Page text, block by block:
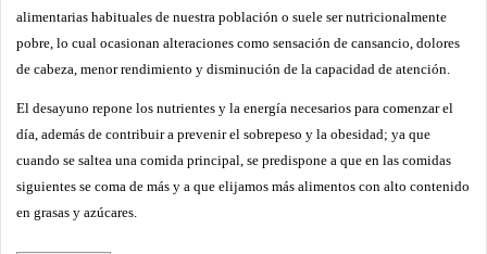
alimentarias habituales de nuestra población o suele ser nutricionalmente
pobre, lo cual ocasionan alteraciones como sensación de cansancio, dolores
de cabeza, menor rendimiento y disminución de la capacidad de atención.
El desayuno repone los nutrientes y la energía necesarios para comenzar el
día, además de contribuir a prevenir el sobrepeso y la obesidad; ya que
cuando se saltea una comida principal, se predispone a que en las comidas
siguientes se coma de más y a que elijamos más alimentos con alto contenido
en grasas y azúcares.